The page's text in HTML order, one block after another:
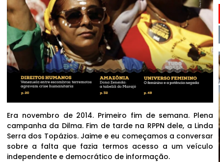
Era novembro de 2014. Primeiro fim de semana. Plena
campanha da Dilma. Fim de tarde na RPPN dele, a Linda
Serra dos Topázios. Jaime e eu começamos a conversar
sobre a falta que fazia termos acesso a um veículo
independente e democrático de informação.